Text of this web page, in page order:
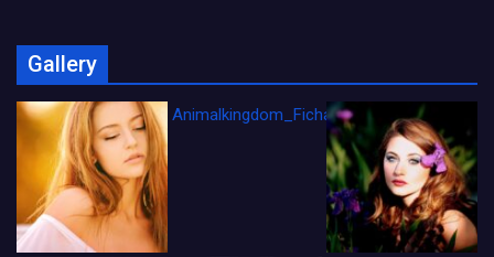
Gallery
Animalkingdom_FichaCine